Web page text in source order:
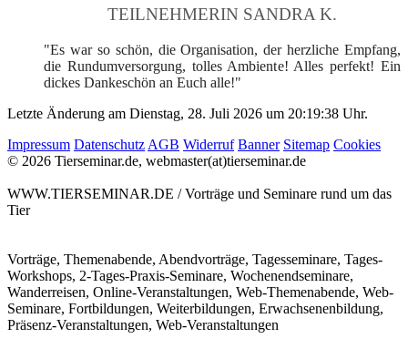
TEILNEHMERIN SANDRA K.
"Es war so schön, die Organisation, der herzliche Empfang,
die Rundumversorgung, tolles Ambiente! Alles perfekt! Ein
dickes Dankeschön an Euch alle!"
Letzte Änderung am Dienstag, 28. Juli 2026 um 20:19:38 Uhr.
Impressum DatenschutzAGB Widerruf Banner Sitemap Cookies
© 2026 Tierseminar.de, webmaster(at)tierseminar.de
WWW.TIERSEMINAR.DE / Vorträge und Seminare rund um das
Tier
Vorträge, Themenabende, Abendvorträge, Tagesseminare, Tages-
Workshops, 2-Tages-Praxis-Seminare, Wochenendseminare,
Wanderreisen, Online-Veranstaltungen, Web-Themenabende, Web-
Seminare, Fortbildungen, Weiterbildungen, Erwachsenenbildung,
Präsenz-Veranstaltungen, Web-Veranstaltungen